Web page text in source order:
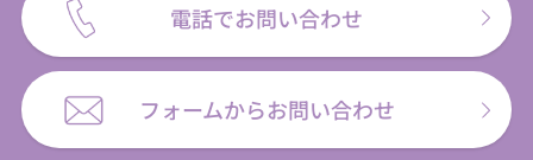
電話でお問い合わせ
フォームからお問い合わせ